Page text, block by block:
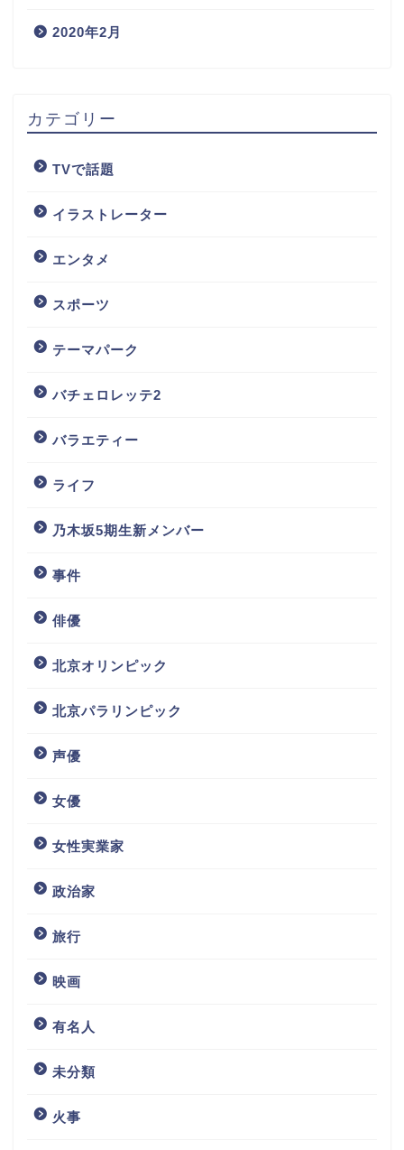
2020年2月
カテゴリー
TVで話題
イラストレーター
エンタメ
スポーツ
テーマパーク
バチェロレッテ2
バラエティー
ライフ
乃木坂5期生新メンバー
事件
俳優
北京オリンピック
北京パラリンピック
声優
女優
女性実業家
政治家
旅行
映画
有名人
未分類
火事